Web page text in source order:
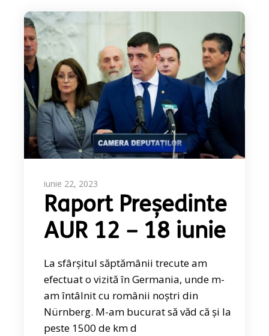
iunie 22, 2023
Raport Președinte
AUR 12 – 18 iunie
La sfârșitul săptămânii trecute am
efectuat o vizită în Germania, unde m-
am întâlnit cu românii noștri din
Nürnberg. M-am bucurat să văd că și la
peste 1500 de km d